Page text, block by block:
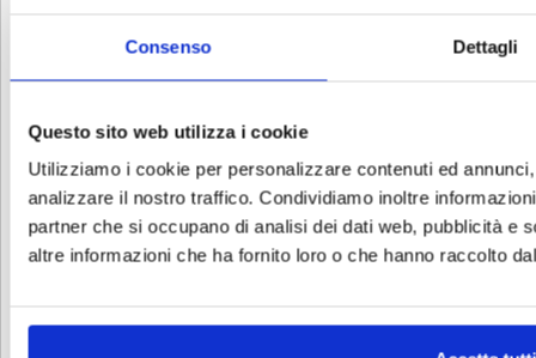
Consenso Dettagli
Questo sito web utilizza i cookie
Utilizziamo i cookie per personalizzare contenuti ed
analizzare il nostro traffico. Condividiamo inoltre
partner che si occupano di analisi dei dati web, pubblicità e
altre informazioni che ha fornito loro o che hanno raccolto
restrizioni molto rigide
liste infinite di “evita questo”
rigidità
“La dieta più scientifica non è utile se rende impossibile vivere normalmente.”